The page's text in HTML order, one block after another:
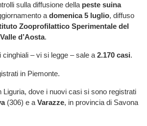
sulla diffusione della peste suina
a domenica 5 luglio, diffuso
Zooprofilattico Sperimentale del
d’Aosta.
cinghiali – vi si legge – sale a 2.170 casi.
in Piemonte.
Liguria, dove i nuovi casi si sono registrati
(306) e a Varazze, in provincia di Savona